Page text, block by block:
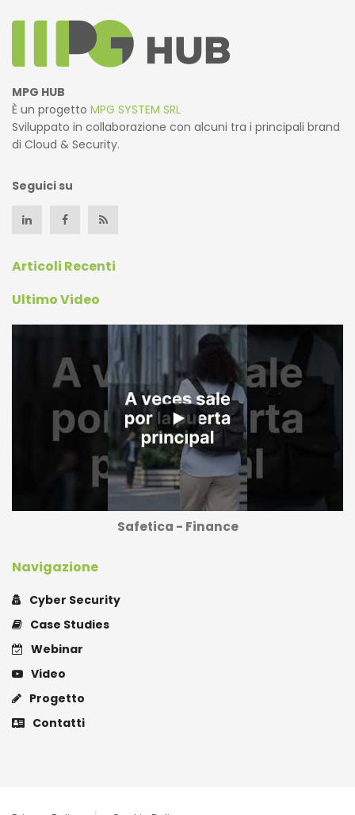
MPG HUB
È un progetto MPG SYSTEM SRL
Sviluppato in collaborazione con alcuni tra i principali brand
di Cloud & Security.
Seguici su
Articoli Recenti
Ultimo Video
Safetica - Finance
Navigazione
Cyber Security
Case Studies
Webinar
Video
Progetto
Contatti